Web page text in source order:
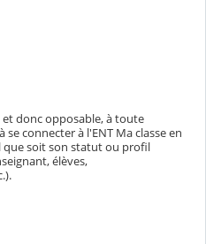
donc opposable, à toute
connecter à l'ENT Ma classe en
que soit son statut ou profil
élèves,